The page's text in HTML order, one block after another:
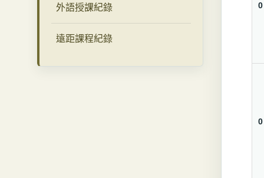
外語授課紀錄
遠距課程紀錄